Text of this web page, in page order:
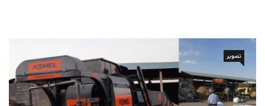
تصویر